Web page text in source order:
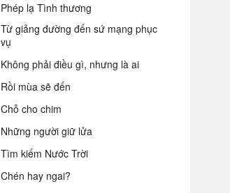
Phép lạ Tình thương
Từ giảng đường đến sứ mạng phục
vụ
Không phải điều gì, nhưng là ai
Rồi mùa sẽ đến
Chỗ cho chim
Những người giữ lửa
Tìm kiếm Nước Trời
Chén hay ngai?